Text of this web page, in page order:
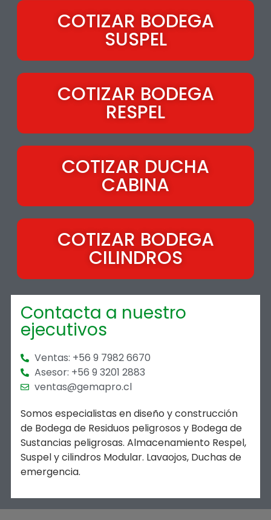
COTIZAR BODEGA
SUSPEL
COTIZAR BODEGA
RESPEL
COTIZAR DUCHA
CABINA
COTIZAR BODEGA
CILINDROS
Contacta a nuestro
ejecutivos
Ventas: +56 9 7982 6670
Asesor: +56 9 3201 2883
ventas@gemapro.cl
Somos especialistas en diseño y construcción
de Bodega de Residuos peligrosos y Bodega de
Sustancias peligrosas. Almacenamiento Respel,
Suspel y cilindros Modular. Lavaojos, Duchas de
emergencia.